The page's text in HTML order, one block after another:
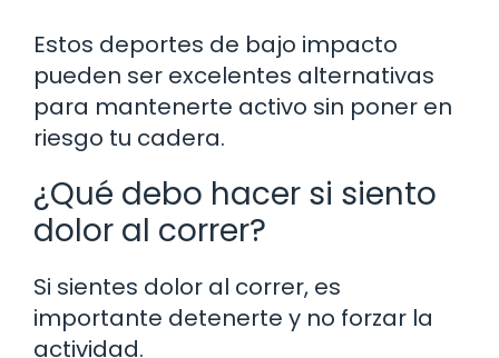
Estos deportes de bajo impacto
pueden ser excelentes alternativas
para mantenerte activo sin poner en
riesgo tu cadera.
¿Qué debo hacer si siento
dolor al correr?
Si sientes dolor al correr, es
importante detenerte y no forzar la
actividad.